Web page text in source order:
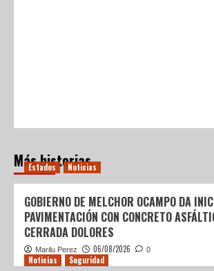
Más historias
Estados Noticias
GOBIERNO DE MELCHOR OCAMPO DA
PAVIMENTACIÓN CON CONCRETO
CERRADA DOLORES
Marilu Perez 06/08/2026 0
Noticias Seguridad